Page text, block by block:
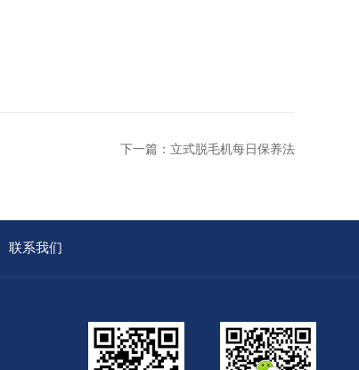
下一篇： 立式脱毛机每日保养法
联系我们